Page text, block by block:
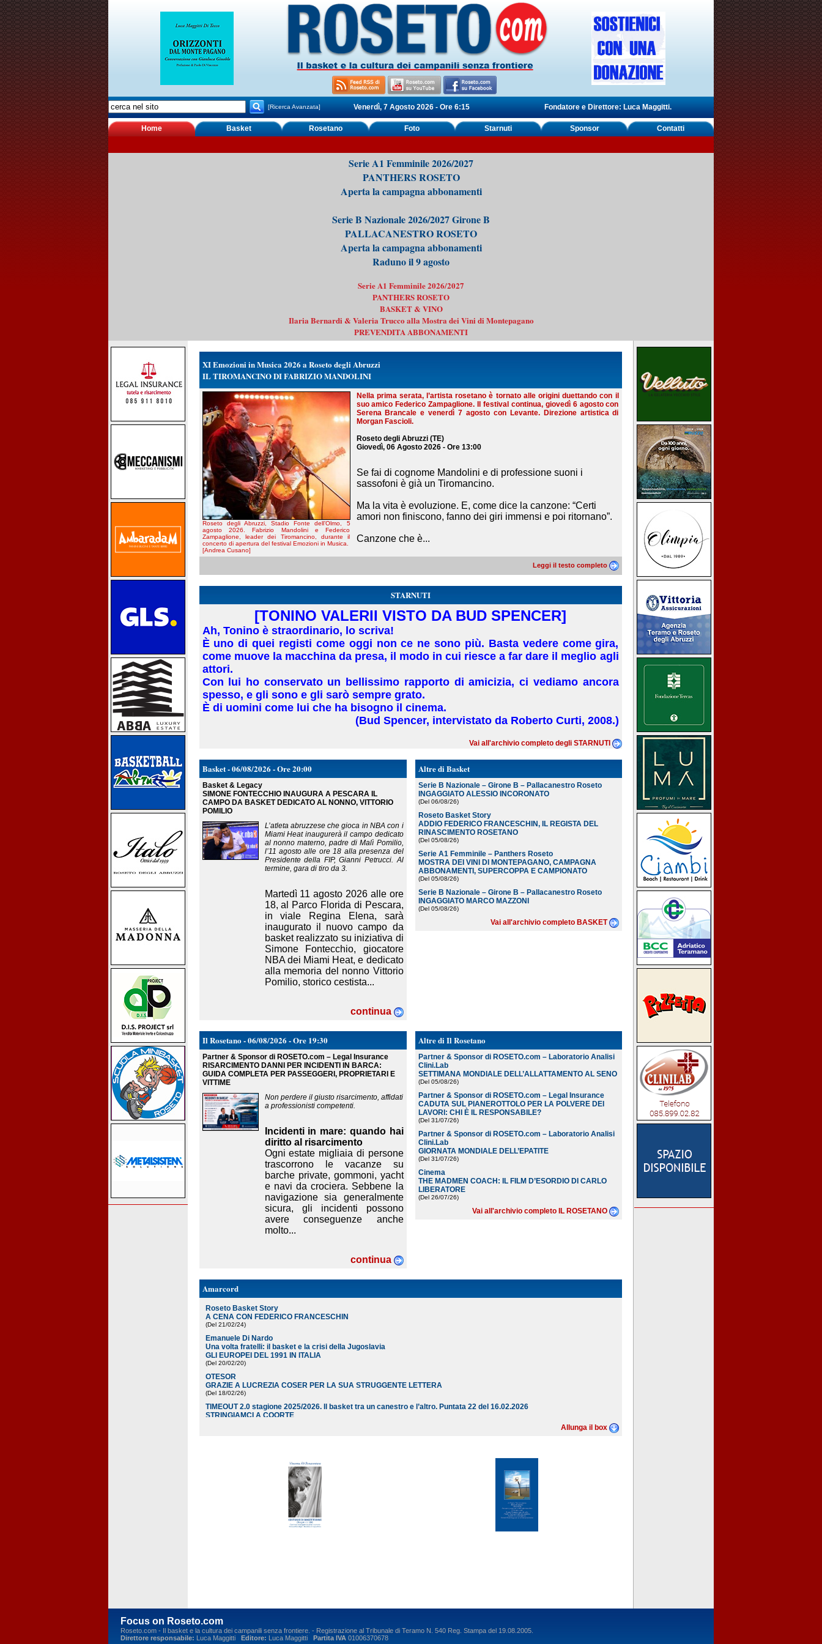
[Ricerca Avanzata] Venerdì, 7 Agosto 2026 - Ore 6:15 Fondatore e Direttore: Luca Maggitti.
Home Basket Rosetano Foto Starnuti Sponsor Contatti
Serie A1 Femminile 2026/2027
PANTHERS ROSETO
Aperta la campagna abbonamenti
Serie B Nazionale 2026/2027 Girone B
PALLACANESTRO ROSETO
Aperta la campagna abbonamenti
Raduno il 9 agosto
Serie A1 Femminile 2026/2027
PANTHERS ROSETO
BASKET & VINO
Ilaria Bernardi & Valeria Trucco alla Mostra dei Vini di Montepagano
PREVENDITA ABBONAMENTI
XI Emozioni in Musica 2026 a Roseto degli Abruzzi
IL TIROMANCINO DI FABRIZIO MANDOLINI
Roseto degli Abruzzi, Stadio Fonte dell’Olmo, 5
agosto 2026. Fabrizio Mandolini e Federico
Zampaglione, leader dei Tiromancino, durante il
concerto di apertura del festival Emozioni in Musica.
[Andrea Cusano]
Nella prima serata, l’artista rosetano è tornato alle origini duettando con il
suo amico Federico Zampaglione. Il festival continua, giovedì 6 agosto con
Serena Brancale e venerdì 7 agosto con Levante. Direzione artistica di
Morgan Fascioli.
Roseto degli Abruzzi (TE)
Giovedì, 06 Agosto 2026 - Ore 13:00
Se fai di cognome Mandolini e di professione suoni i
sassofoni è già un Tiromancino.
Ma la vita è evoluzione. E, come dice la canzone: “Certi
amori non finiscono, fanno dei giri immensi e poi ritornano”.
Canzone che è...
Leggi il testo completo
STARNUTI
[TONINO VALERII VISTO DA BUD SPENCER]
Ah, Tonino è straordinario, lo scriva!
È uno di quei registi come oggi non ce ne sono più. Basta vedere come gira,
come muove la macchina da presa, il modo in cui riesce a far dare il meglio agli
attori.
Con lui ho conservato un bellissimo rapporto di amicizia, ci vediamo ancora
spesso, e gli sono e gli sarò sempre grato.
È di uomini come lui che ha bisogno il cinema.
(Bud Spencer, intervistato da Roberto Curti, 2008.)
Vai all'archivio completo degli STARNUTI
Basket - 06/08/2026 - Ore 20:00
Basket & Legacy
SIMONE FONTECCHIO INAUGURA A PESCARA IL
CAMPO DA BASKET DEDICATO AL NONNO, VITTORIO
POMILIO
L’atleta abruzzese che gioca in NBA con i
Miami Heat inaugurerà il campo dedicato
al nonno materno, padre di Malì Pomilio,
l’11 agosto alle ore 18 alla presenza del
Presidente della FIP, Gianni Petrucci. Al
termine, gara di tiro da 3.
Martedì 11 agosto 2026 alle ore
18, al Parco Florida di Pescara,
in viale Regina Elena, sarà
inaugurato il nuovo campo da
basket realizzato su iniziativa di
Simone Fontecchio, giocatore
NBA dei Miami Heat, e dedicato
alla memoria del nonno Vittorio
Pomilio, storico cestista...
continua
Altre di Basket
Serie B Nazionale – Girone B – Pallacanestro Roseto
INGAGGIATO ALESSIO INCORONATO
(Del 06/08/26)
Roseto Basket Story
ADDIO FEDERICO FRANCESCHIN, IL REGISTA DEL
RINASCIMENTO ROSETANO
(Del 05/08/26)
Serie A1 Femminile – Panthers Roseto
MOSTRA DEI VINI DI MONTEPAGANO, CAMPAGNA
ABBONAMENTI, SUPERCOPPA E CAMPIONATO
(Del 05/08/26)
Serie B Nazionale – Girone B – Pallacanestro Roseto
INGAGGIATO MARCO MAZZONI
(Del 05/08/26)
Vai all'archivio completo BASKET
Il Rosetano - 06/08/2026 - Ore 19:30
Partner & Sponsor di ROSETO.com – Legal Insurance
RISARCIMENTO DANNI PER INCIDENTI IN BARCA:
GUIDA COMPLETA PER PASSEGGERI, PROPRIETARI E
VITTIME
Non perdere il giusto risarcimento, affidati
a professionisti competenti.
Incidenti in mare: quando hai
diritto al risarcimento
Ogni estate migliaia di persone
trascorrono le vacanze su
barche private, gommoni, yacht
e navi da crociera. Sebbene la
navigazione sia generalmente
sicura, gli incidenti possono
avere conseguenze anche
molto...
continua
Altre di Il Rosetano
Partner & Sponsor di ROSETO.com – Laboratorio Analisi
Clini.Lab
SETTIMANA MONDIALE DELL’ALLATTAMENTO AL SENO
(Del 05/08/26)
Partner & Sponsor di ROSETO.com – Legal Insurance
CADUTA SUL PIANEROTTOLO PER LA POLVERE DEI
LAVORI: CHI È IL RESPONSABILE?
(Del 31/07/26)
Partner & Sponsor di ROSETO.com – Laboratorio Analisi
Clini.Lab
GIORNATA MONDIALE DELL’EPATITE
(Del 31/07/26)
Cinema
THE MADMEN COACH: IL FILM D’ESORDIO DI CARLO
LIBERATORE
(Del 26/07/26)
Vai all'archivio completo IL ROSETANO
Amarcord
Roseto Basket Story
A CENA CON FEDERICO FRANCESCHIN
(Del 21/02/24)
Emanuele Di Nardo
Una volta fratelli: il basket e la crisi della Jugoslavia
GLI EUROPEI DEL 1991 IN ITALIA
(Del 20/02/20)
OTESOR
GRAZIE A LUCREZIA COSER PER LA SUA STRUGGENTE LETTERA
(Del 18/02/26)
TIMEOUT 2.0 stagione 2025/2026. Il basket tra un canestro e l’altro. Puntata 22 del 16.02.2026
STRINGIAMCI A COORTE
Allunga il box
Focus on Roseto.com
Roseto.com - Il basket e la cultura dei campanili senza frontiere. - Registrazione al Tribunale di Teramo N. 540 Reg. Stampa del 19.08.2005.
Direttore responsabile: Luca Maggitti Editore: Luca Maggitti Partita IVA 01006370678